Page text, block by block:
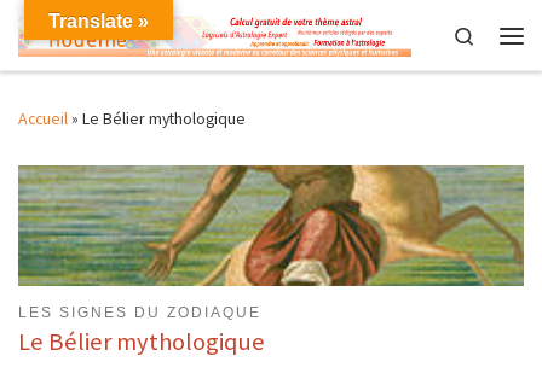
Skip to content
Search
Accueil» Le Bélier mythologique
LES SIGNES DU ZODIAQUE
Le Bélier mythologique
Translate »